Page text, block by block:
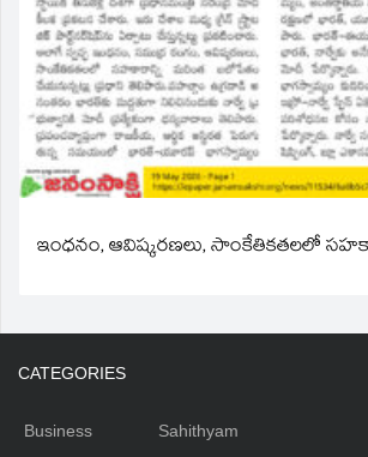
ఇంధనం, ఆవిష్కరణలు, సాంకేతికతలలో
CATEGORIES
Business
Sahithyam